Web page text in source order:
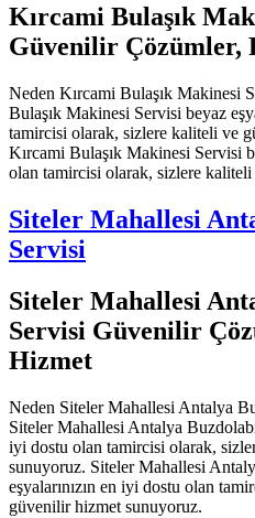
Kırcami Bulaşık
Güvenilir Çözümler,
Neden Kırcami Bulaşık Makinesi
Bulaşık Makinesi Servisi beyaz
tamircisi olarak, sizlere kaliteli ve
Kırcami Bulaşık Makinesi Servisi
olan tamircisi olarak, sizlere
Siteler Mahallesi
Servisi
Siteler Mahallesi
Servisi Güvenilir
Hizmet
Neden Siteler Mahallesi Antalya
Siteler Mahallesi Antalya
iyi dostu olan tamircisi olarak,
sunuyoruz. Siteler Mahallesi
eşyalarınızın en iyi dostu olan
güvenilir hizmet sunuyoruz.